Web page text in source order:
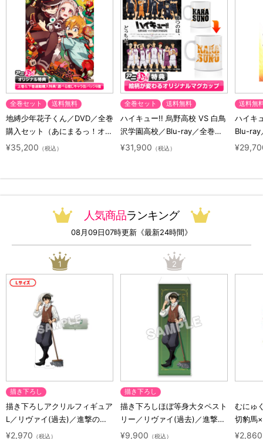
全巻セット 送料無料
地縛少年花子くん／DVD／全巻
購入セット（あにまるっ！オリ
ジナル特典付き・送料無料）
¥35,200 （税込）
全巻セット 送料無料
ハイキュー!! 烏野高校 VS 白鳥
沢学園高校／Blu-ray／全巻セ
ット（初回生産限定・アニまる
¥31,900 （税込）
送料無
ハイキ
Blu-ray
ト（初
人気商品ランキング
08月09日07時更新《最新24時間》
1
描き下ろし
描き下ろしアクリルフィギュア
L／リヴァイ(過去)／進撃の巨
人 10 Years Journey
¥2,970 （税込）
2
描き下ろし
描き下ろしほぼ等身大タペスト
リー／リヴァイ(過去)／進撃の
巨人 10 Years Journey
¥9,900 （税込）
むにゅ
切豹馬
ロック
¥2,860